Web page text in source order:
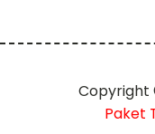
Copyright
Paket